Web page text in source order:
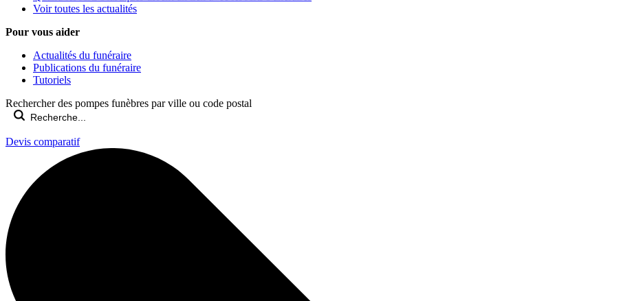
Voir toutes les actualités
Pour vous aider
Actualités du funéraire
Publications du funéraire
Tutoriels
Rechercher des pompes funèbres par ville ou code postal
Devis comparatif